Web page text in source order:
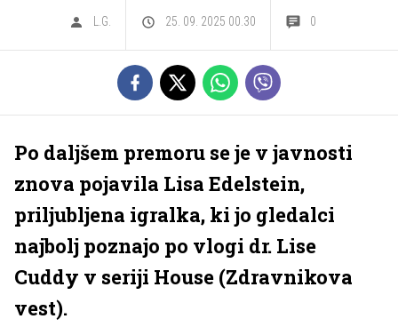
L.G. 25. 09. 2025 00.30 0
Po daljšem premoru se je v javnosti
znova pojavila Lisa Edelstein,
priljubljena igralka, ki jo gledalci
najbolj poznajo po vlogi dr. Lise
Cuddy v seriji House (Zdravnikova
vest).